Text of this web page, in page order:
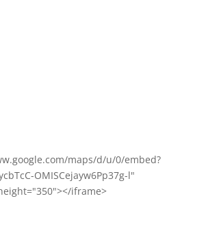
maps/d/u/0/embed?
OMISCejayw6Pp37g-l"
iframe>